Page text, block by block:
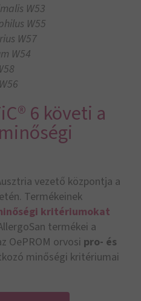
W53
W55
W57
W54
6 követi a
vezető központja a
Termékeinek
kritériumokat
termékei a
OePROM orvosi pro- és
minőségi kritériumai